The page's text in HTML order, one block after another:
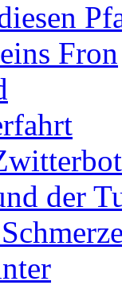
Fron
der